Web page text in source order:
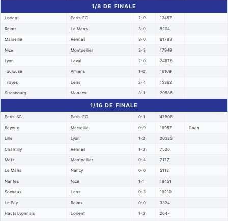
1/8 DE FINALE
Lorient Paris-FC 2-0 13457
Reims Le Mans 3-0 8204
Marseille Rennes 3-0 61783
Nice Montpellier 3-2 17949
Lyon Laval 2-0 24678
Toulouse Amiens 1-0 16109
Troyes Lens 2-4 15362
Strasbourg Monaco 3-1 29586
1/16 DE FINALE
Paris-SG Paris-FC 0-1 47806
Bayeux Marseille 0-9 19957 Caen
Lille Lyon 1-2 20333
Chantilly Rennes 1-3 7526
Metz Montpellier 0-4 7177
Le Mans Nancy 0-0 5113
Nantes Nice 1-1 19451
Sochaux Lens 0-3 19210
Le Puy Reims 0-0 3324
Hauts Lyonnais Lorient 1-3 2647